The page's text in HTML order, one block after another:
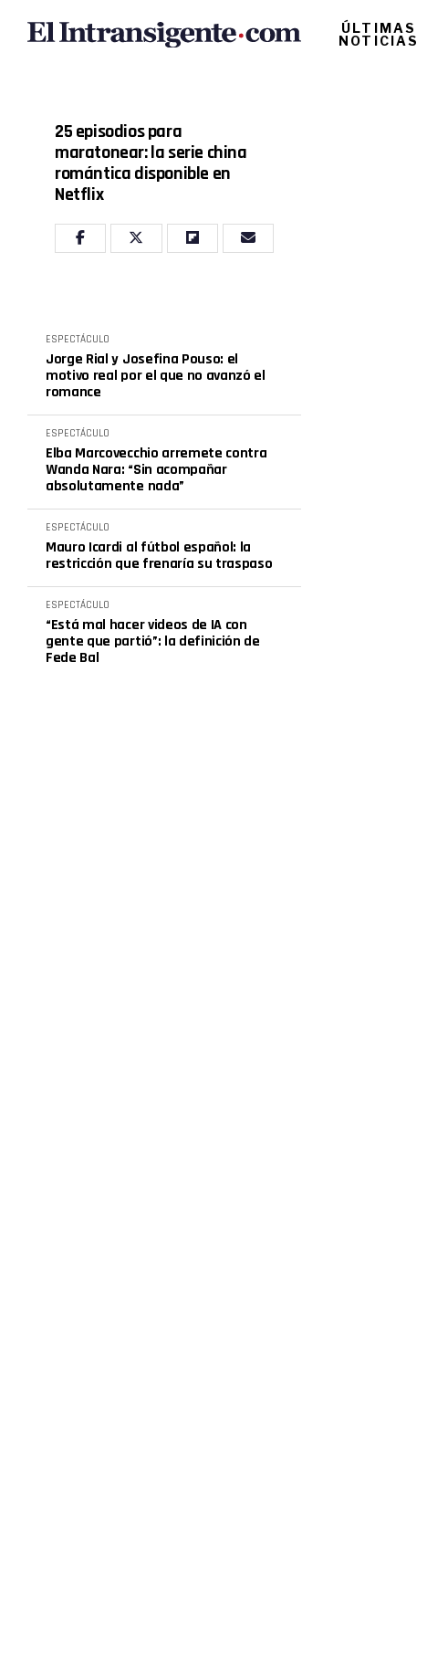
ÚLTIMAS
NOTICIAS
25 episodios para
maratonear: la serie china
romántica disponible en
Netflix
ESPECTÁCULO
Jorge Rial y Josefina Pouso: el
motivo real por el que no avanzó el
romance
ESPECTÁCULO
Elba Marcovecchio arremete contra
Wanda Nara: “Sin acompañar
absolutamente nada”
ESPECTÁCULO
Mauro Icardi al fútbol español: la
restricción que frenaría su traspaso
ESPECTÁCULO
“Está mal hacer videos de IA con
gente que partió”: la definición de
Fede Bal